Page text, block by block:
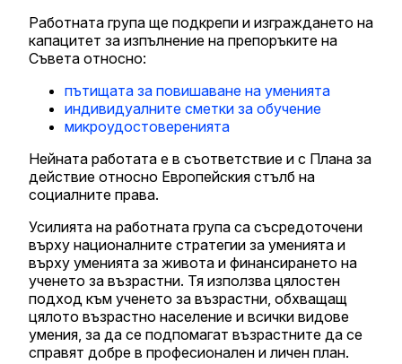
Работната група ще подкрепи и изграждането на
капацитет за изпълнение на препоръките на
Съвета относно:
пътищата за повишаване на уменията
индивидуалните сметки за обучение
микроудостоверенията
Нейната работата е в съответствие и с Плана за
действие относно Европейския стълб на
социалните права.
Усилията на работната група са съсредоточени
върху националните стратегии за уменията и
върху уменията за живота и финансирането на
ученето за възрастни. Тя използва цялостен
подход към ученето за възрастни, обхващащ
цялото възрастно население и всички видове
умения, за да се подпомагат възрастните да се
справят добре в професионален и личен план.